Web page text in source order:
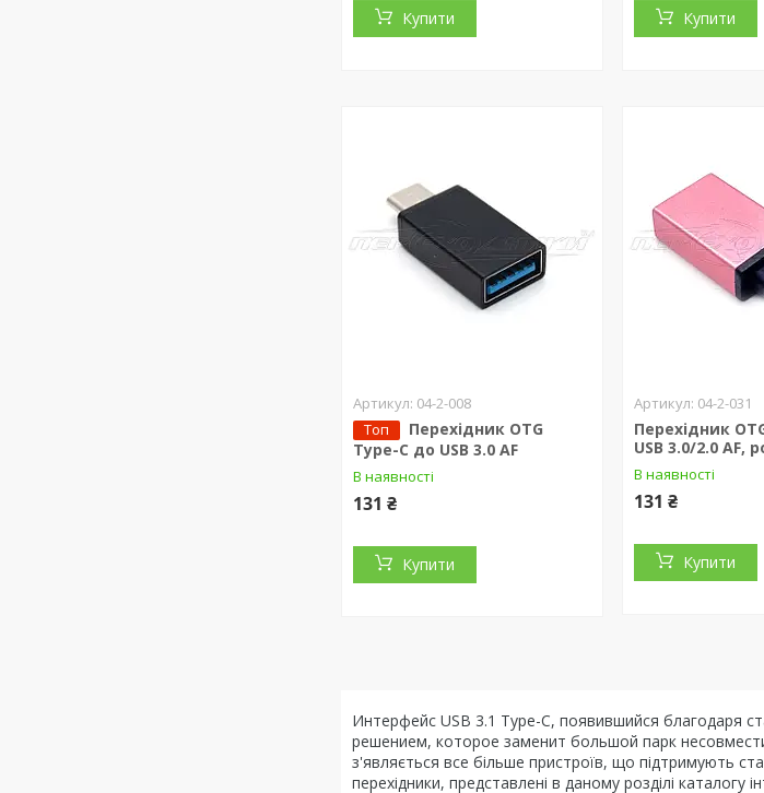
Купити Купити
04-2-008
Топ
Перехідник OTG
Type-C до USB 3.0 AF
В наявності
131 ₴
Купити
04-2-031
Перехідник
USB 3.0/2.0 AF,
В наявності
131 ₴
Купити
Интерфейс USB 3.1 Type-C, появившийся благодаря
решением, которое заменит большой парк
з'являється все більше пристроїв, що підтримують
перехідники, представлені в даному розділі